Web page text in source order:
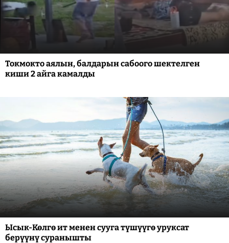
Токмокто аялын, балдарын сабоого шектелген
киши 2 айга камалды
Ысык-Көлгө ит менен сууга түшүүгө уруксат
берүүнү суранышты